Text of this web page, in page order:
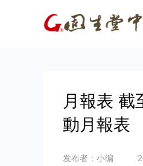
月報表 截
動月報表
发布者：小编